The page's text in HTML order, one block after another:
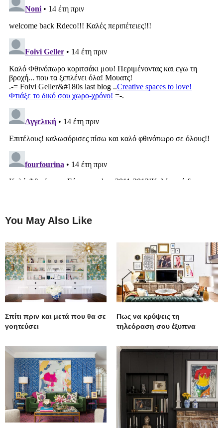
You May Also Like
Σπίτι πριν και μετά που θα σε
γοητεύσει
Πως να κρύψεις τη
τηλεόραση σου έξυπνα